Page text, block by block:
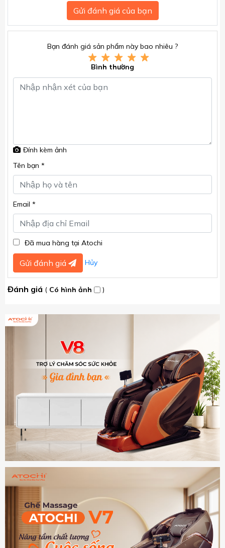
Gửi đánh giá của bạn
Bạn đánh giá sản phẩm này bao nhiêu ?
Bình thường
Đính kèm ảnh
Tên bạn *
Email *
Đã mua hàng tại Atochi
Gửi đánh giá Hủy
Đánh giá ( Có hình ảnh )